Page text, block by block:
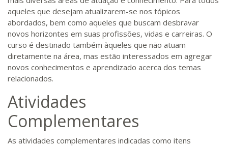
aqueles que desejam atualizarem-se nos tópicos
abordados, bem como aqueles que buscam desbravar
novos horizontes em suas profissões, vidas e carreiras. O
curso é destinado também àqueles que não atuam
diretamente na área, mas estão interessados em agregar
novos conhecimentos e aprendizado acerca dos temas
relacionados.
Atividades
Complementares
As atividades complementares indicadas como itens